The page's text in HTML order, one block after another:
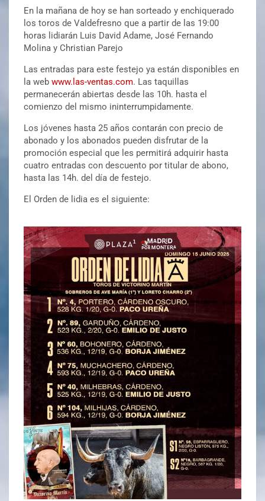
En la mañana de hoy se han sorteado y enchiquerado
los toros de Valdefresno que a partir de las 19:00
horas lidiarán Luis David Adame, José Fernando
Molina y Christian Parejo
Las entradas para este festejo ya están disponibles en
la web www.las-ventas.com. Las taquillas
permanecerán abiertas desde las 10h. hasta el
comienzo del mismo ininterrumpidamente.
Los jóvenes hasta 25 años contarán con precio de
abonado y los abonados pueden disfrutar de la
promoción especial que les permitirá adquirir hasta
cuatro entradas con descuento por titular de abono,
hasta las 14h. del día de festejo.
El Orden de lidia es el siguiente: